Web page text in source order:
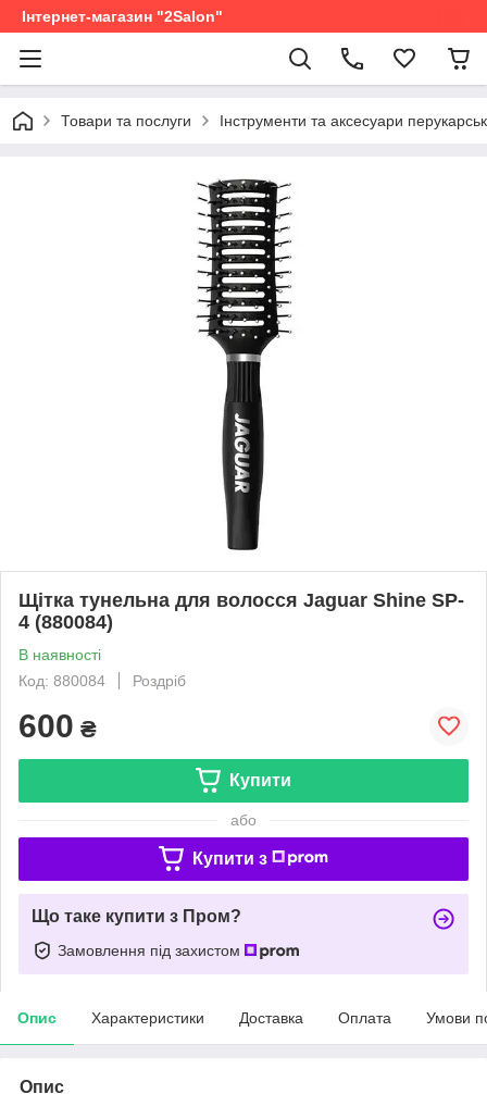
Інтернет-магазин "2Salon"
Товари та послуги Інструменти та аксесуари
Щітка тунельна для волосся Jaguar Shine SP-
4 (880084)
В наявності
Код: 880084
Роздріб
600 ₴
Купити
або
Купити з
Що таке купити з Пром?
Замовлення під захистом
Опис Характеристики Доставка Оплата Умови
Опис